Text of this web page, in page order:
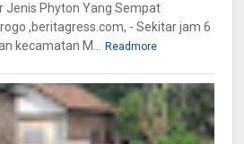
Jenis Phyton Yang Sempat
,beritagress.com, - Sekitar jam 6
kecamatan M... Readmore